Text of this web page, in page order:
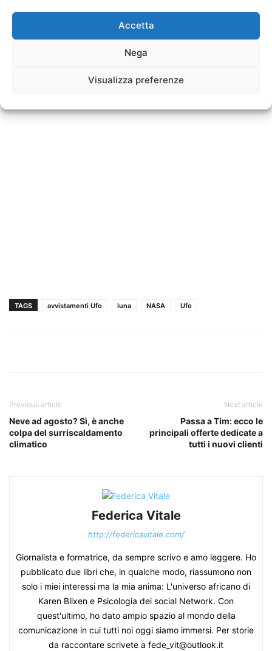
Accetta
Nega
Visualizza preferenze
TAGS avvistamenti Ufo luna NASA Ufo
Previous article
Neve ad agosto? Sì, è anche
colpa del surriscaldamento
climatico
Next article
Passa a Tim: ecco le
principali offerte dedicate a
tutti i nuovi clienti
Federica Vitale
http://federicavitale.com/
Giornalista e formatrice, da sempre scrivo e amo leggere. Ho
pubblicato due libri che, in qualche modo, riassumono non
solo i miei interessi ma la mia anima: L'universo africano di
Karen Blixen e Psicologia dei social Network. Con
quest'ultimo, ho dato ampio spazio al mondo della
comunicazione in cui tutti noi oggi siamo immersi. Per storie
da raccontare scrivete a fede_vit@outlook.it